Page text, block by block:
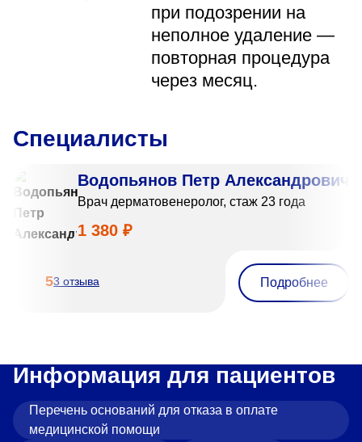
при подозрении на
неполное удаление —
повторная процедура
через месяц.
Специалисты
Водопьянов Петр Александрович
Врач дерматовенеролог, стаж 23 года
1 380 ₽
53 отзыва Подробнее
Информация для пациентов
Перечень оснований для отказа в оплате
медицинской помощи